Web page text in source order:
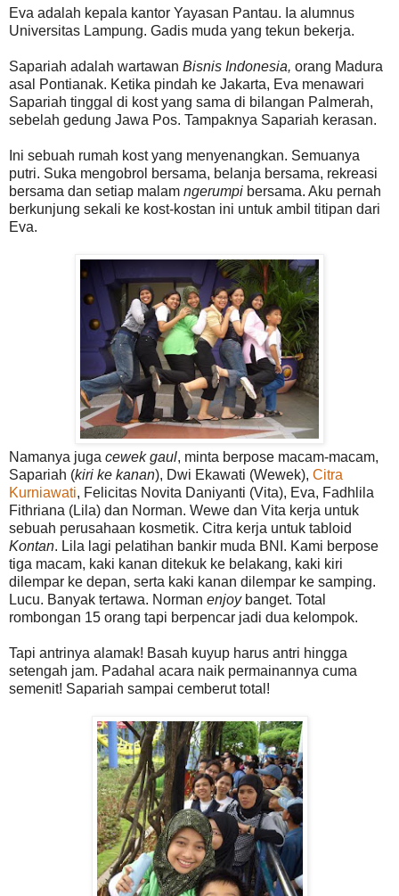
Eva adalah kepala kantor Yayasan Pantau. Ia alumnus
Universitas Lampung. Gadis muda yang tekun bekerja.
Sapariah adalah wartawan Bisnis Indonesia, orang Madura
asal Pontianak. Ketika pindah ke Jakarta, Eva menawari
Sapariah tinggal di kost yang sama di bilangan Palmerah,
sebelah gedung Jawa Pos. Tampaknya Sapariah kerasan.
Ini sebuah rumah kost yang menyenangkan. Semuanya
putri. Suka mengobrol bersama, belanja bersama, rekreasi
bersama dan setiap malam ngerumpi bersama. Aku pernah
berkunjung sekali ke kost-kostan ini untuk ambil titipan dari
Eva.
Namanya juga cewek gaul, minta berpose macam-macam,
Sapariah (kiri ke kanan), Dwi Ekawati (Wewek), Citra
Kurniawati, Felicitas Novita Daniyanti (Vita), Eva, Fadhlila
Fithriana (Lila) dan Norman. Wewe dan Vita kerja untuk
sebuah perusahaan kosmetik. Citra kerja untuk tabloid
Kontan. Lila lagi pelatihan bankir muda BNI. Kami berpose
tiga macam, kaki kanan ditekuk ke belakang, kaki kiri
dilempar ke depan, serta kaki kanan dilempar ke samping.
Lucu. Banyak tertawa. Norman enjoybanget. Total
rombongan 15 orang tapi berpencar jadi dua kelompok.
Tapi antrinya alamak! Basah kuyup harus antri hingga
setengah jam. Padahal acara naik permainannya cuma
semenit! Sapariah sampai cemberut total!